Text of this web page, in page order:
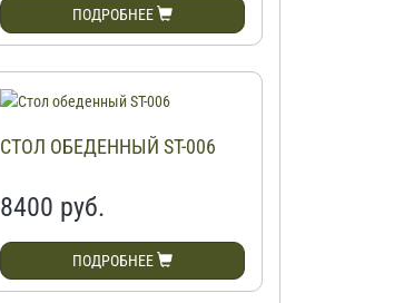
ПОДРОБНЕЕ
СТОЛ ОБЕДЕННЫЙ ST-006
8400 руб.
ПОДРОБНЕЕ